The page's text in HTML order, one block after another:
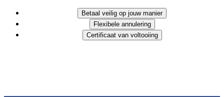
Betaal veilig op jouw manier
Flexibele annulering
Certificaat van voltooiing